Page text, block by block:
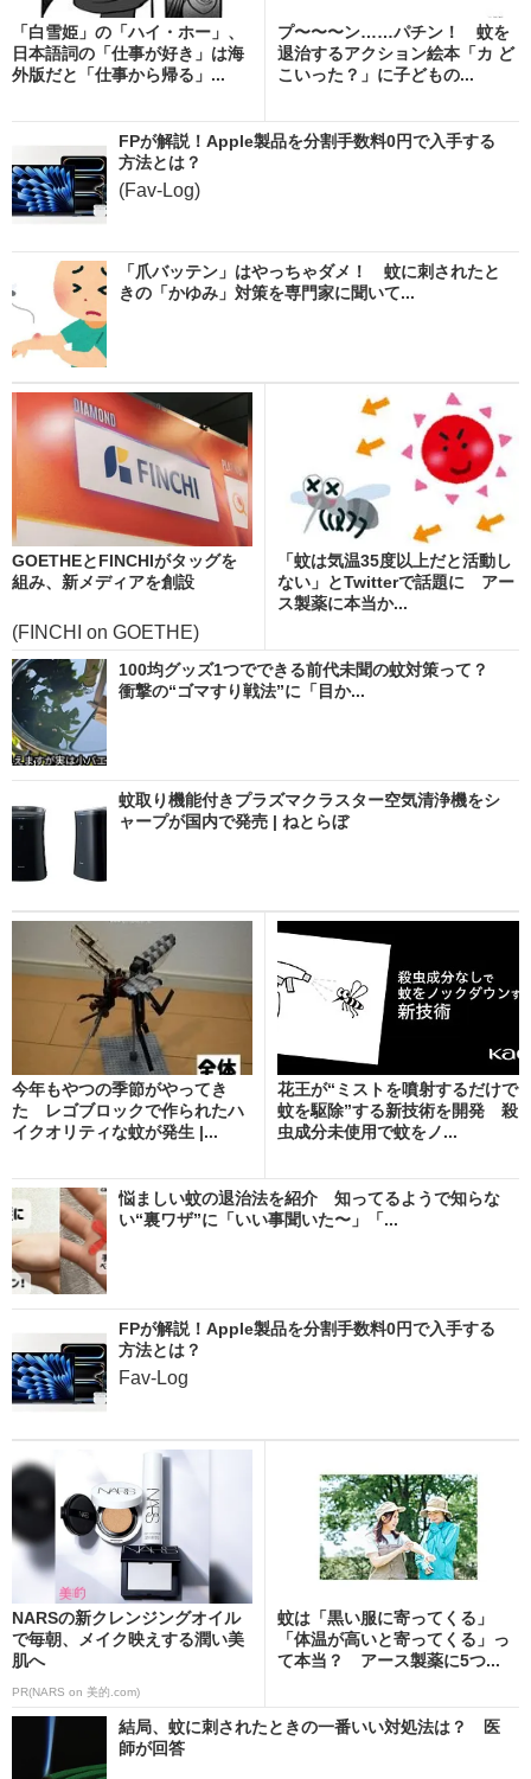
「白雪姫」の「ハイ・ホー」、
日本語詞の「仕事が好き」は海
外版だと「仕事から帰る」...
プ〜〜〜ン……パチン！ 蚊を
退治するアクション絵本「カ ど
こいった？」に子どもの...
FPが解説！Apple製品を分割手数料0円で入手する
方法とは？
(Fav-Log)
「爪バッテン」はやっちゃダメ！ 蚊に刺されたと
きの「かゆみ」対策を専門家に聞いて...
GOETHEとFINCHIがタッグを
組み、新メディアを創設
(FINCHI on GOETHE)
「蚊は気温35度以上だと活動し
ない」とTwitterで話題に アー
ス製薬に本当か...
100均グッズ1つでできる前代未聞の蚊対策って？
衝撃の“ゴマすり戦法”に「目か...
蚊取り機能付きプラズマクラスター空気清浄機をシ
ャープが国内で発売 | ねとらぼ
今年もやつの季節がやってき
た レゴブロックで作られたハ
イクオリティな蚊が発生 |...
花王が“ミストを噴射するだけで
蚊を駆除”する新技術を開発 殺
虫成分未使用で蚊をノ...
悩ましい蚊の退治法を紹介 知ってるようで知らな
い“裏ワザ”に「いい事聞いた〜」「...
FPが解説！Apple製品を分割手数料0円で入手する
方法とは？
Fav-Log
NARSの新クレンジングオイル
で毎朝、メイク映えする潤い美
肌へ
PR(NARS on 美的.com)
蚊は「黒い服に寄ってくる」
「体温が高いと寄ってくる」っ
て本当？ アース製薬に5つ...
結局、蚊に刺されたときの一番いい対処法は？ 医
師が回答